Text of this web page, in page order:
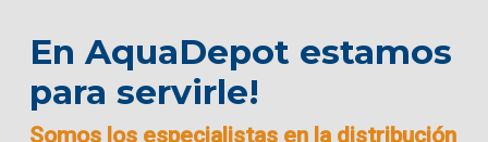
En AquaDepot estamos
para servirle!
Somos los especialistas en la distribución